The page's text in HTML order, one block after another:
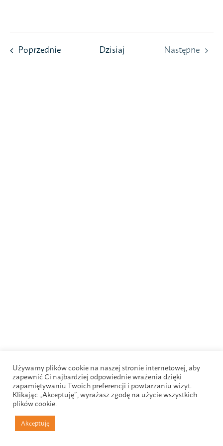
PoprzednieWydarzeniaDzisiaj
Następne
Używamy plików cookie na naszej stronie internetowej, aby
zapewnić Ci najbardziej odpowiednie wrażenia dzięki
zapamiętywaniu Twoich preferencji i powtarzaniu wizyt.
Klikając „Akceptuję”, wyrażasz zgodę na użycie wszystkich
plików cookie.
Akceptuję